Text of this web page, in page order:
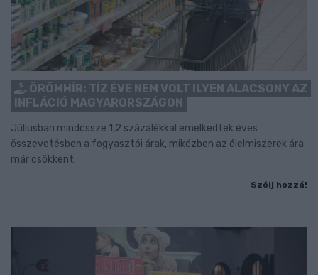
ÖRÖMHÍR: TÍZ ÉVE NEM VOLT ILYEN ALACSONY AZ
INFLÁCIÓ MAGYARORSZÁGON
Júliusban mindössze 1,2 százalékkal emelkedtek éves
összevetésben a fogyasztói árak, miközben az élelmiszerek ára
már csökkent.
Szólj hozzá!